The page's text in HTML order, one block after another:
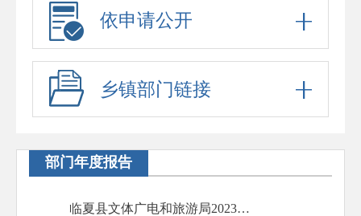
依申请公开
乡镇部门链接
部门年度报告
临夏县文体广电和旅游局2023年政府信息...